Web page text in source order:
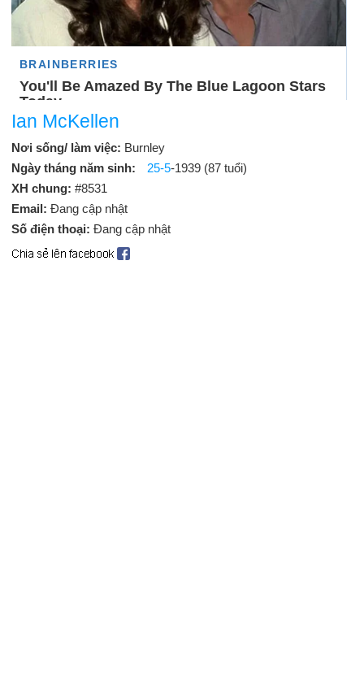
Ian McKellen
Nơi sống/ làm việc: Burnley
Ngày tháng năm sinh:
25-5-1939 (87 tuổi)
XH chung: #8531
Email: Đang cập nhật
Số điện thoại: Đang cập nhật